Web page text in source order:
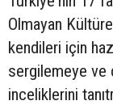
Olmayan
kendileri için
sergilemeye ve
inceliklerini